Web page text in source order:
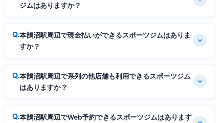
ジムはありますか？
本鵠沼駅周辺で現金払いができるスポーツジムはありま
すか？
本鵠沼駅周辺で系列の他店舗も利用できるスポーツジム
はありますか？
本鵠沼駅周辺でWeb予約できるスポーツジムはあります